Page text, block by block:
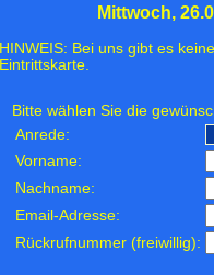
Mittwoch,
HINWEIS: Bei uns gibt es
Eintrittskarte.
Bitte wählen Sie die
Anrede:
Vorname:
Nachname:
Email-Adresse:
Rückrufnummer (freiwillig):